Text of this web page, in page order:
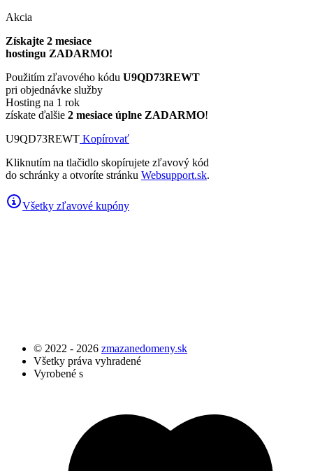
Akcia
Získajte 2 mesiace
hostingu ZADARMO!
Použitím zľavového kódu U9QD73REWT
pri objednávke služby
Hosting na 1 rok
získate ďalšie 2 mesiace úplne ZADARMO!
U9QD73REWT Kopírovať
Kliknutím na tlačidlo skopírujete zľavový kód
do schránky a otvoríte stránku Websupport.sk.
Všetky zľavové kupóny
© 2022 - 2026 zmazanedomeny.sk
Všetky práva vyhradené
Vyrobené s